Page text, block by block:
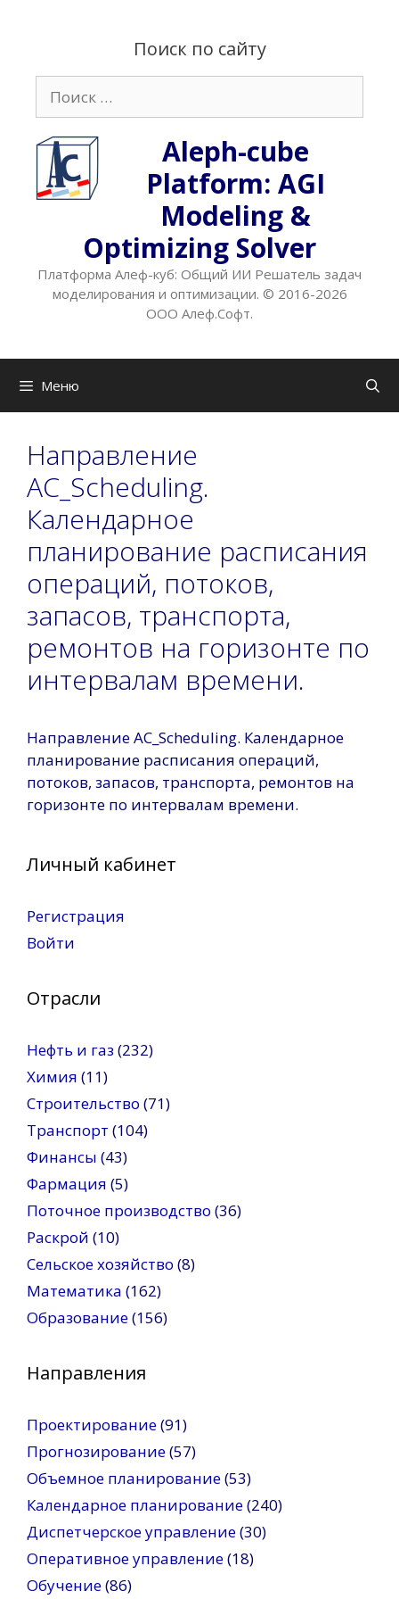
Поиск по сайту
Aleph-cube
Platform: AGI
Modeling &
Optimizing Solver
Платформа Алеф-куб: Общий ИИ Решатель задач
моделирования и оптимизации. © 2016-2026
ООО Алеф.Софт.
Меню
Направление
AC_Scheduling.
Календарное
планирование расписания
операций, потоков,
запасов, транспорта,
ремонтов на горизонте по
интервалам времени.
Направление AC_Scheduling. Календарное
планирование расписания операций,
потоков, запасов, транспорта, ремонтов на
горизонте по интервалам времени.
Личный кабинет
Регистрация
Войти
Отрасли
Нефть и газ (232)
Химия (11)
Строительство (71)
Транспорт (104)
Финансы (43)
Фармация (5)
Поточное производство (36)
Раскрой (10)
Сельское хозяйство (8)
Математика (162)
Образование(156)
Направления
Проектирование(91)
Прогнозирование(57)
Объемное планирование(53)
Календарное планирование(240)
Диспетчерское управление(30)
Оперативное управление(18)
Обучение(86)